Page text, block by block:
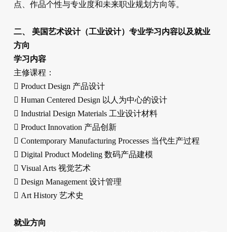
点、作品个性与专业度和未来职业规划方向等。
二、 美国艺术设计（工业设计）专业学习内容以及就业
方向
学习内容
主修课程：
 Product Design 产品设计
 Human Centered Design 以人为中心的设计
 Industrial Design Materials 工业设计材料
 Product Innovation 产品创新
 Contemporary Manufacturing Processes 当代生产过程
 Digital Product Modeling 数码产品建模
 Visual Arts 视觉艺术
 Design Management 设计管理
 Art History 艺术史
就业方向